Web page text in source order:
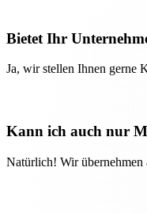
Bietet Ihr
Ja, wir stellen Ihnen gerne
Kann ich auch nur
Natürlich! Wir übernehmen